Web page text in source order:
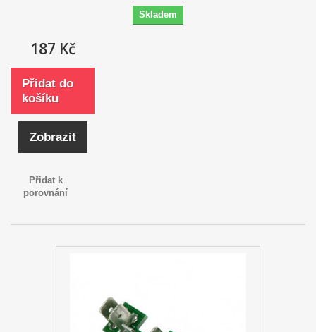
Skladem
187 Kč
Přidat do
košíku
Zobrazit
Přidat k
porovnání